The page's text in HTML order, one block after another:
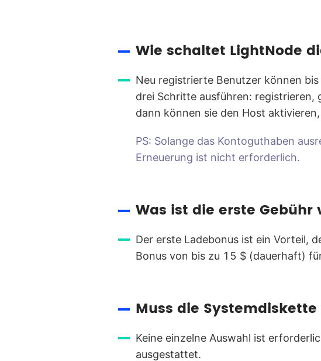
Wie schaltet LightNode
Neu registrierte Benutzer können
drei Schritte ausführen: registrieren,
dann können sie den Host
PS: Solange das Kontoguthaben
Erneuerung ist nicht erforderlich.
Was ist die erste Gebühr
Der erste Ladebonus ist ein Vorteil,
Bonus von bis zu 15 $ (dauerhaft)
Muss die
Keine einzelne Auswahl ist
ausgestattet.